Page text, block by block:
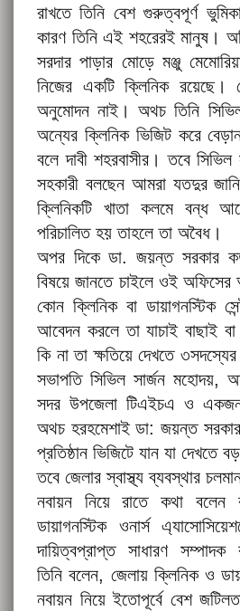
রাখতে তিনি বেশ গুরুত্বপূর্ণ
কারণ তিনি এই শহরেরই মানুষ।
সরদার পাড়ার মোড়ে মঞ্জু
নিজের একটি ক্লিনিক রয়েছে।
অনুমোদন নাই। অথচ তিনি সিভিল
অন্যের ক্লিনিক ভিজিট করে
বলে দাবী শহরবাসীর। তবে
সহকারী বলছেন আমরা যতদুর
ক্লিনিকটি খাতা কলমে বন্ধ
পরিচালিত হয় তাহলে তা অবৈধ।
অপর দিকে ডা. জয়ন্ত সরকার
বিষয়ে জানতে চাইলে ওই অফিসের
কোন ক্লিনিক বা ডায়াগনস্টিক
আবেদন করলে তা যাচাই বাছাই
কি না তা ক্ষতিয়ে দেখতে
সভাপতি সিভিল সার্জন মহোদয়,
সদর উপজেলা টিএইচএ ও একজন
অথচ হরহমেশাই ডা: জয়ন্ত সরকার
প্রতিষ্ঠান ভিজিটে যান যা দেখতে
তবে জেলার স্বাস্থ্য ব্যবস্থার
নবায়ন নিয়ে রাতে কথা বলেন
ডায়াগনস্টিক ওনার্স
দায়িত্বপ্রাপ্ত সাধারণ সম্পাদক
তিনি বলেন, জেলায় ক্লিনিক ও
নবায়ন নিয়ে ইতোপূর্বে বেশ